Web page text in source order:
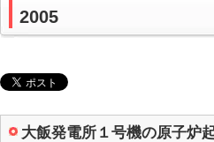
2005
大飯発電所１号機の原子炉